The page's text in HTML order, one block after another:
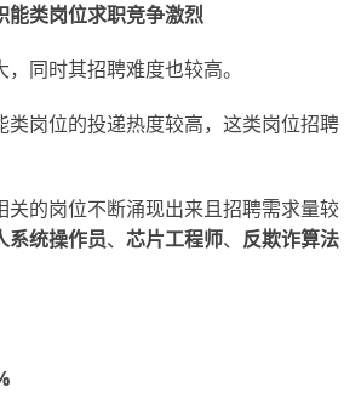
能类岗位求职竞争激烈
，同时其招聘难度也较高。
岗位的投递热度较高，这类岗位招聘
的岗位不断涌现出来且招聘需求量较
系统操作员、 芯片工程师、 反欺诈算法